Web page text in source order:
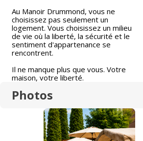
Au Manoir Drummond, vous ne
choisissez pas seulement un
logement. Vous choisissez un milieu
de vie où la liberté, la sécurité et le
sentiment d'appartenance se
rencontrent.
Il ne manque plus que vous. Votre
maison, votre liberté.
Photos